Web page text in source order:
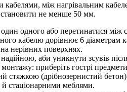
кабелями, між нагрівальним
становити не менше 50 мм.
один одного або перетинатися
кабелю дорівнює 6 діаметрам
нерівних поверхнях.
аби уникнути зсувів
приберіть гострі
стяжкою (дрібнозернистий
й стаціонарними меблями.